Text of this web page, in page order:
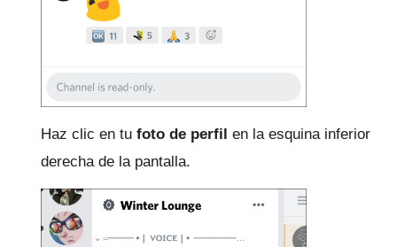
Haz clic en tu foto de perfil en la esquina inferior
derecha de la pantalla.